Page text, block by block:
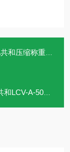
器LC-10TV 100kN
压缩称重传感器